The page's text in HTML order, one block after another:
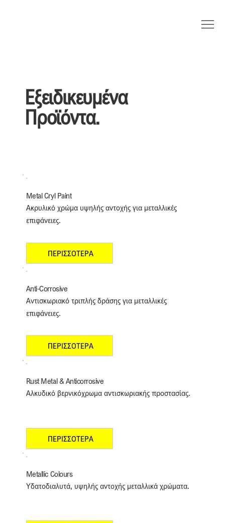
Εξειδικευμένα
Προϊόντα.
Metal Cryl Paint
Ακρυλικό χρώμα υψηλής αντοχής για μεταλλικές
επιφάνειες.
ΠΕΡΙΣΣΟΤΕΡΑ
Anti-Corrosive
Αντισκωριακό τριπλής δράσης για μεταλλικές
επιφάνειες.
ΠΕΡΙΣΣΟΤΕΡΑ
Rust Metal & Anticorrosive
Αλκυδικό βερνικόχρωμα αντισκωριακής προστασίας.
ΠΕΡΙΣΣΟΤΕΡΑ
Metallic Colours
Υδατοδιαλυτά, υψηλής αντοχής μεταλλικά χρώματα.